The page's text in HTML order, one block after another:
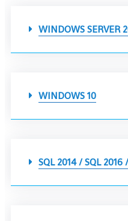
WINDOWS SERVER
WINDOWS 10
SQL 2014 / SQL